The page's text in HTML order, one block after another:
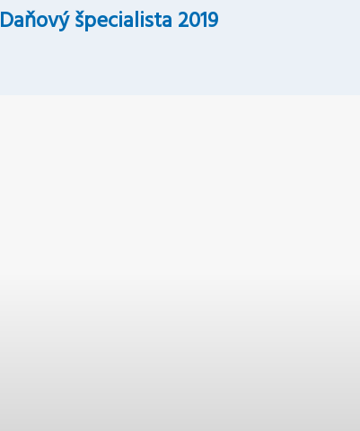
Daňový špecialista 2019